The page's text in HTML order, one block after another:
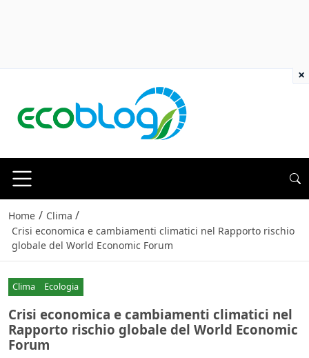
Home / Clima /
Crisi economica e cambiamenti climatici nel Rapporto rischio
globale del World Economic Forum
Clima Ecologia
Crisi economica e cambiamenti climatici nel
Rapporto rischio globale del World Economic
Forum
×